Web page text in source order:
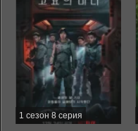
1 сезон 8 серия